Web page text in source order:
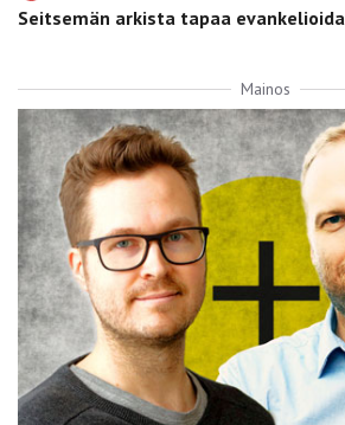
Seitsemän arkista tapaa evankelioida
Mainos